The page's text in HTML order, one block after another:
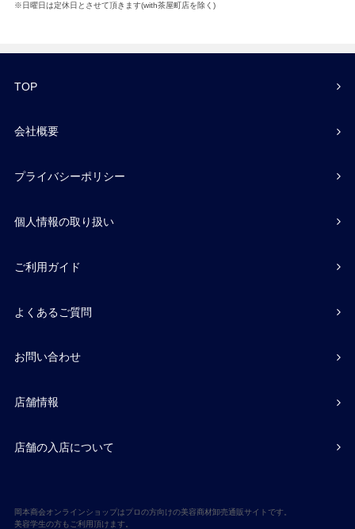
※日曜日は定休日とさせて頂きます(with茶屋町店を除く)
TOP
会社概要
プライバシーポリシー
個人情報の取り扱い
ご利用ガイド
よくあるご質問
お問い合わせ
店舗情報
店舗の入店について
岡本商会オンラインショップはプロの方向けの美容商材卸売通販サイトです。
美容学生の方もご利用頂けます。